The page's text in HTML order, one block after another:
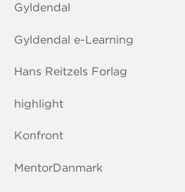
Gyldendal
Gyldendal e-Learning
Hans Reitzels Forlag
highlight
Konfront
MentorDanmark